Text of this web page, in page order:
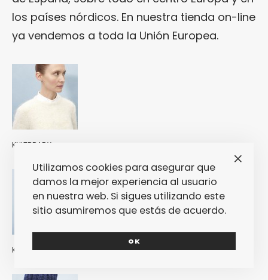
los países nórdicos. En nuestra tienda on-line
ya vendemos a toda la Unión Europea.
KNITBRARY
KNIBRARY
Utilizamos cookies para asegurar que
damos la mejor experiencia al usuario
en nuestra web. Si sigues utilizando este
sitio asumiremos que estás de acuerdo.
OK